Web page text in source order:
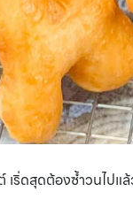
เริ่ดสุดต้องซ้ำวนไปแ